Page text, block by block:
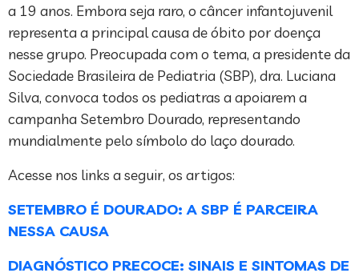
a 19 anos. Embora seja raro, o câncer infantojuvenil
representa a principal causa de óbito por doença
nesse grupo. Preocupada com o tema, a presidente da
Sociedade Brasileira de Pediatria (SBP), dra. Luciana
Silva, convoca todos os pediatras a apoiarem a
campanha Setembro Dourado, representando
mundialmente pelo símbolo do laço dourado.
Acesse nos links a seguir, os artigos:
SETEMBRO É DOURADO: A SBP É PARCEIRA
NESSA CAUSA
DIAGNÓSTICO PRECOCE: SINAIS E SINTOMAS DE